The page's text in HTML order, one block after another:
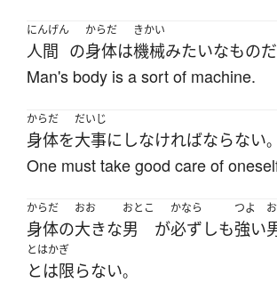
にんげん
人間 の
からだ
身体は
きかい
機械みたいなものだ
Man's body is a sort of machine.
からだ
身体を
だいじ
大事に しなければならない。
One must take good care of
からだ
身体の
おお
大きな
おとこ
男 が
かなら
必ずしも
つよ
強い
とはかぎ
とは限らない。